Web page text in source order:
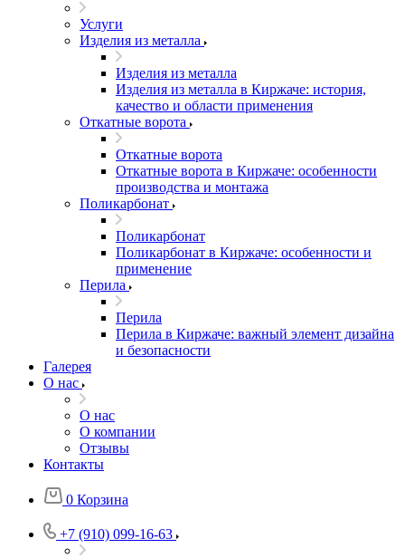
Услуги
Изделия из металла
Изделия из металла
Изделия из металла в Киржаче: история,
качество и области применения
Откатные ворота
Откатные ворота
Откатные ворота в Киржаче: особенности
производства и монтажа
Поликарбонат
Поликарбонат
Поликарбонат в Киржаче: особенности и
применение
Перила
Перила
Перила в Киржаче: важный элемент дизайна
и безопасности
Галерея
О нас
О нас
О компании
Отзывы
Контакты
0 Корзина
+7 (910) 099-16-63